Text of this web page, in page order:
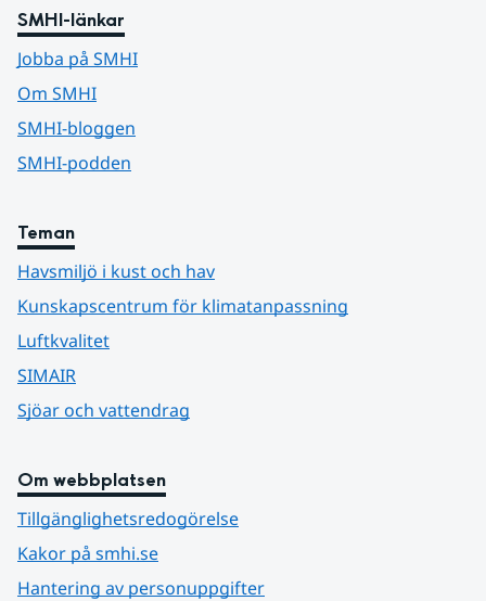
SMHI-länkar
Jobba på SMHI
Om SMHI
SMHI-bloggen
SMHI-podden
Teman
Havsmiljö i kust och hav
Kunskapscentrum för klimatanpassning
Luftkvalitet
SIMAIR
Sjöar och vattendrag
Om webbplatsen
Tillgänglighetsredogörelse
Kakor på smhi.se
Hantering av personuppgifter